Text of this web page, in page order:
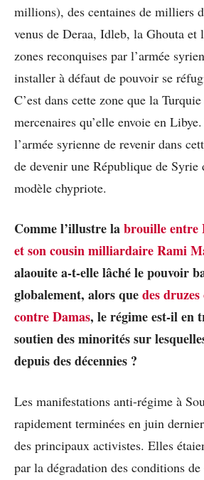
millions), des centaines de milliers
venus de Deraa, Idleb, la Ghouta et
zones reconquises par l’armée
installer à défaut de pouvoir se
C’est dans cette zone que la
mercenaires qu’elle envoie en
l’armée syrienne de revenir dans
de devenir une République de
modèle chypriote.
Comme l’illustre labrouille entre
et son cousin milliardaire Rami
alaouite a-t-elle lâché le pouvoir
globalement, alors quedes
contre Damas, le régime est-il en
soutien des minorités sur
depuis des décennies ?
Les manifestations anti-régime à
rapidement terminées en juin
des principaux activistes. Elles
par la dégradation des conditions